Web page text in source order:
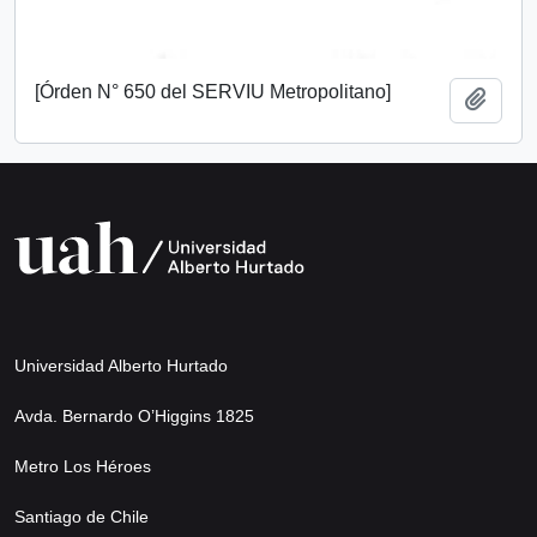
[Órden N° 650 del SERVIU Metropolitano]
Universidad Alberto Hurtado
Avda. Bernardo O’Higgins 1825
Metro Los Héroes
Santiago de Chile